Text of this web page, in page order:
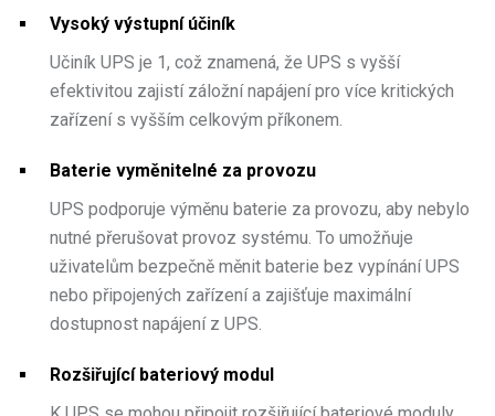
Vysoký výstupní účiník
Učiník UPS je 1, což znamená, že UPS s vyšší
efektivitou zajistí záložní napájení pro více kritických
zařízení s vyšším celkovým příkonem.
Baterie vyměnitelné za provozu
UPS podporuje výměnu baterie za provozu, aby nebylo
nutné přerušovat provoz systému. To umožňuje
uživatelům bezpečně měnit baterie bez vypínání UPS
nebo připojených zařízení a zajišťuje maximální
dostupnost napájení z UPS.
Rozšiřující bateriový modul